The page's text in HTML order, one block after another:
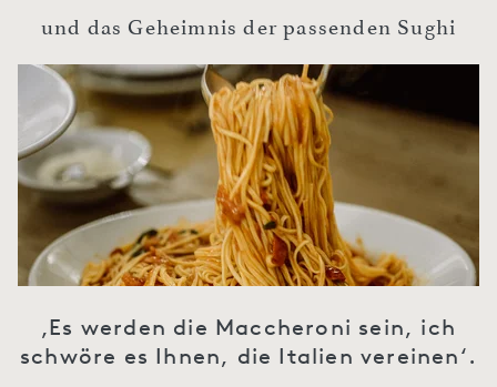
und das Geheimnis der passenden Sughi
‚Es werden die Maccheroni sein, ich
schwöre es Ihnen, die Italien vereinen‘.